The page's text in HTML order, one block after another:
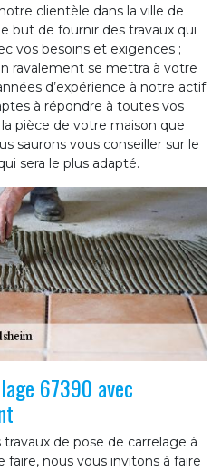
clientèle dans la ville de
but de fournir des travaux qui
vos besoins et exigences ;
ravalement se mettra à votre
d’expérience à notre actif
à répondre à toutes vos
pièce de votre maison que
saurons vous conseiller sur le
sera le plus adapté.
67390 avec
de pose de carrelage à
nous vous invitons à faire